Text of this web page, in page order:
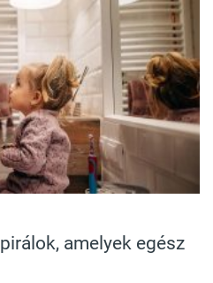
amelyek egész